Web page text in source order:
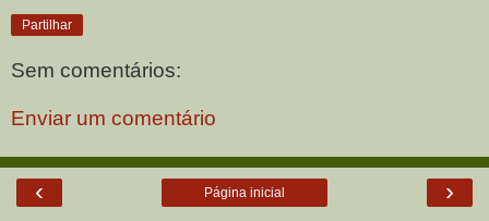
Partilhar
Sem comentários:
Enviar um comentário
‹ ›
Página inicial